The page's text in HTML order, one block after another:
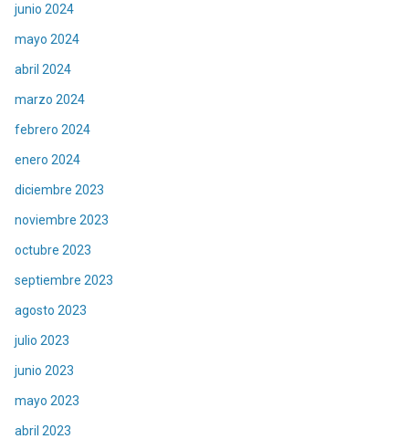
junio 2024
mayo 2024
abril 2024
marzo 2024
febrero 2024
enero 2024
diciembre 2023
noviembre 2023
octubre 2023
septiembre 2023
agosto 2023
julio 2023
junio 2023
mayo 2023
abril 2023